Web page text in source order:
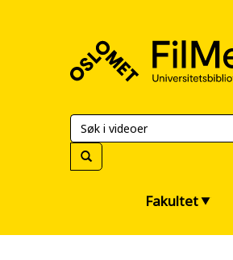
Universitetsbiblioteket
Fakultet